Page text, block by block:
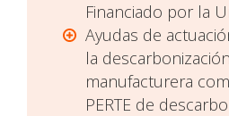
Financiado por la
Ayudas de
la
manufacturera
PERTE de